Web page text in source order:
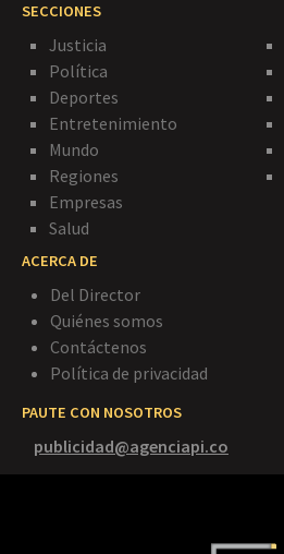
SECCIONES
Justicia
Política
Deportes
Entretenimiento
Mundo
Regiones
Empresas
Salud
ACERCA DE
Del Director
Quiénes somos
Contáctenos
Política de privacidad
PAUTE CON NOSOTROS
publicidad@agenciapi.co